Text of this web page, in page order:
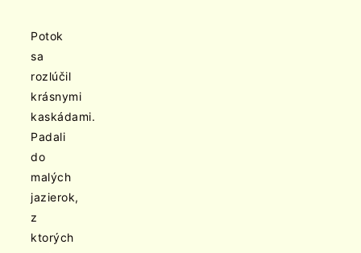
Potok
sa
rozlúčil
krásnymi
kaskádami.
Padali
do
malých
jazierok,
z
ktorých